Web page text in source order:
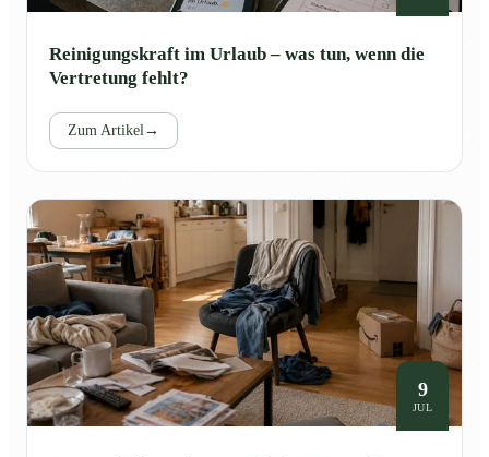
Reinigungskraft im Urlaub – was tun, wenn die
Vertretung fehlt?
Zum Artikel→
9
JUL